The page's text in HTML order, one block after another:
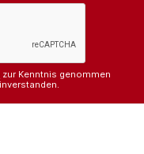
zur Kenntnis genommen